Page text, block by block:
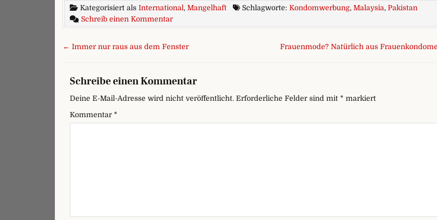
Kategorisiert als International, Mangelhaft Schlagworte: Kondomwerbung, Malaysia, Pakistan
Schreib einen Kommentarzu Kondomwerbung verboten? Ja, und?
Beitragsnavigation Frauenmode? Natürlich aus
← Immer nur raus aus dem Fenster
Schreibe einen Kommentar
Deine E-Mail-Adresse wird nicht veröffentlicht. Erforderliche Felder sind mit * markiert
Kommentar *